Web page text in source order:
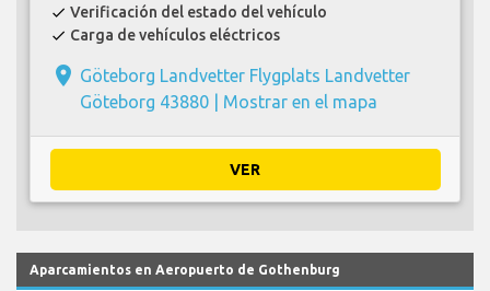
check Verificación del estado del vehículo
check Carga de vehículos eléctricos
place Göteborg Landvetter Flygplats Landvetter
Göteborg 43880 | Mostrar en el mapa
VER
Aparcamientos en Aeropuerto de Gothenburg